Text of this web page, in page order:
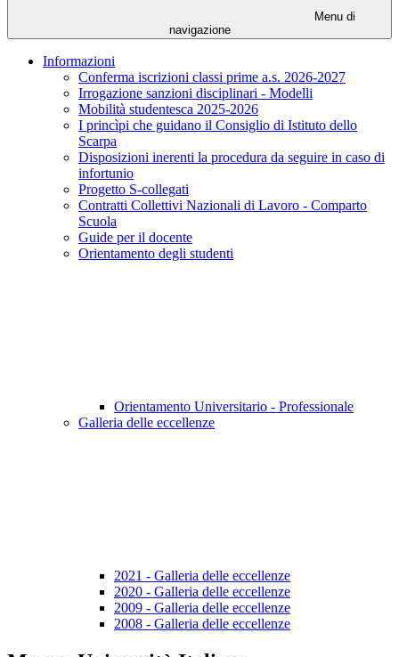
Menu di
navigazione
Informazioni
Conferma iscrizioni classi prime a.s. 2026-2027
Irrogazione sanzioni disciplinari - Modelli
Mobilità studentesca 2025-2026
I princìpi che guidano il Consiglio di Istituto dello
Scarpa
Disposizioni inerenti la procedura da seguire in caso di
infortunio
Progetto S-collegati
Contratti Collettivi Nazionali di Lavoro - Comparto
Scuola
Guide per il docente
Orientamento degli studenti
Orientamento Universitario - Professionale
Galleria delle eccellenze
2021 - Galleria delle eccellenze
2020 - Galleria delle eccellenze
2009 - Galleria delle eccellenze
2008 - Galleria delle eccellenze